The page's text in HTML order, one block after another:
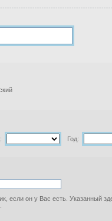
Год:
если он у Вас есть. Указанный